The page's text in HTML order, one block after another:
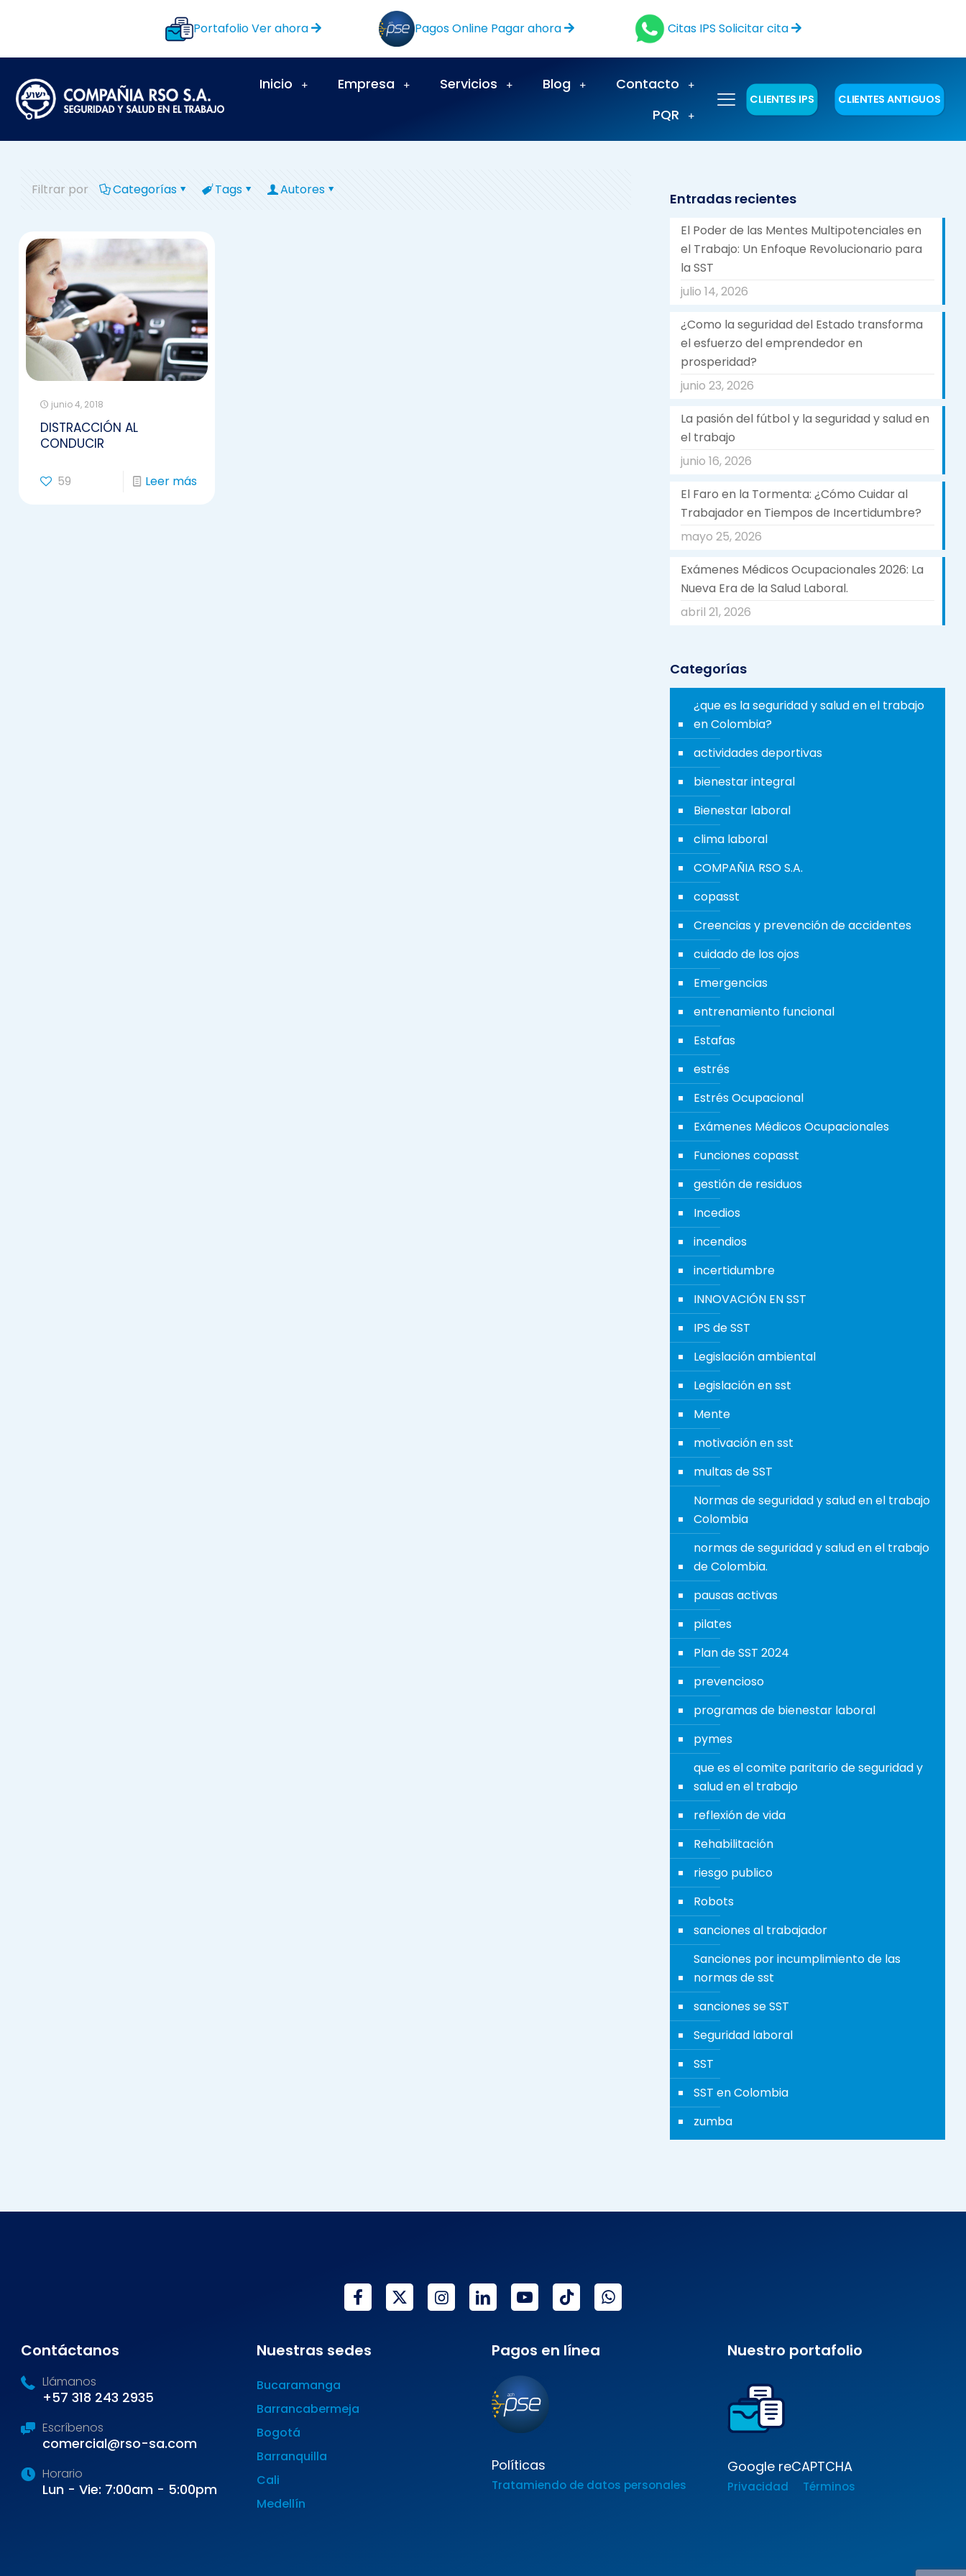
PortafolioVer ahora Pagos Online Pagar ahora Citas IPS Solicitar cita
Inicio Empresa Servicios Blog
Contacto
PQR
CLIENTES IPS CLIENTES ANTIGUOS
Filtrar por Categorías Tags Autores
junio 4, 2018
DISTRACCIÓN AL
CONDUCIR
59 Leer más
Entradas recientes
El Poder de las Mentes Multipotenciales en
el Trabajo: Un Enfoque Revolucionario para
la SST
julio 14, 2026
¿Como la seguridad del Estado transforma
el esfuerzo del emprendedor en
prosperidad?
junio 23, 2026
La pasión del fútbol y la seguridad y salud en
el trabajo
junio 16, 2026
El Faro en la Tormenta: ¿Cómo Cuidar al
Trabajador en Tiempos de Incertidumbre?
mayo 25, 2026
Exámenes Médicos Ocupacionales 2026: La
Nueva Era de la Salud Laboral.
abril 21, 2026
Categorías
¿que es la seguridad y salud en el trabajo
en Colombia?
actividades deportivas
bienestar integral
Bienestar laboral
clima laboral
COMPAÑIA RSO S.A.
copasst
Creencias y prevención de accidentes
cuidado de los ojos
Emergencias
entrenamiento funcional
Estafas
estrés
Estrés Ocupacional
Exámenes Médicos Ocupacionales
Funciones copasst
gestión de residuos
Incedios
incendios
incertidumbre
INNOVACIÓN EN SST
IPS de SST
Legislación ambiental
Legislación en sst
Mente
motivación en sst
multas de SST
Normas de seguridad y salud en el trabajo
Colombia
normas de seguridad y salud en el trabajo
de Colombia.
pausas activas
pilates
Plan de SST 2024
prevencioso
programas de bienestar laboral
pymes
que es el comite paritario de seguridad y
salud en el trabajo
reflexión de vida
Rehabilitación
riesgo publico
Robots
sanciones al trabajador
Sanciones por incumplimiento de las
normas de sst
sanciones se SST
Seguridad laboral
SST
SST en Colombia
zumba
Contáctanos
Llámanos
+57 318 243 2935
Escríbenos
comercial@rso-sa.com
Horario
Lun - Vie: 7:00am - 5:00pm
Nuestras sedes
Bucaramanga
Barrancabermeja
Bogotá
Barranquilla
Cali
Medellín
Pagos en línea
Políticas
Tratamiendo de datos personales
Nuestro portafolio
Google reCAPTCHA
Privacidad Términos